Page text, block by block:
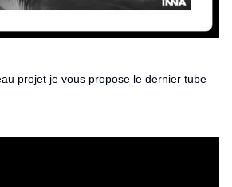
projet je vous propose le dernier tube